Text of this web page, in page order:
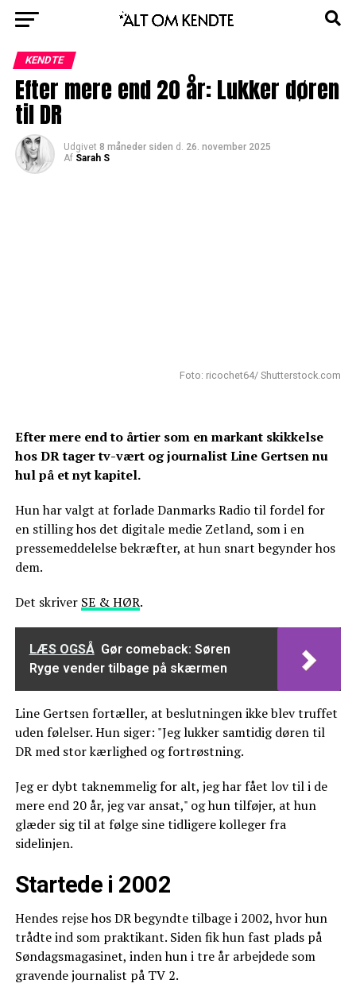
KENDTE
Efter mere end 20 år: Lukker døren
til DR
Udgivet 8 måneder siden d. 26. november 2025
Af Sarah S
Foto: ricochet64/ Shutterstock.com
Efter mere end to årtier som en markant skikkelse
hos DR tager tv-vært og journalist Line Gertsen nu
hul på et nyt kapitel.
Hun har valgt at forlade Danmarks Radio til fordel for
en stilling hos det digitale medie Zetland, som i en
pressemeddelelse bekræfter, at hun snart begynder hos
dem.
Det skriver SE & HØR.
LÆS OGSÅ Gør comeback: Søren
Ryge vender tilbage på skærmen
Line Gertsen fortæller, at beslutningen ikke blev truffet
uden følelser. Hun siger: "Jeg lukker samtidig døren til
DR med stor kærlighed og fortrøstning.
Jeg er dybt taknemmelig for alt, jeg har fået lov til i de
mere end 20 år, jeg var ansat," og hun tilføjer, at hun
glæder sig til at følge sine tidligere kolleger fra
sidelinjen.
Startede i 2002
Hendes rejse hos DR begyndte tilbage i 2002, hvor hun
trådte ind som praktikant. Siden fik hun fast plads på
Søndagsmagasinet, inden hun i tre år arbejdede som
gravende journalist på TV 2.